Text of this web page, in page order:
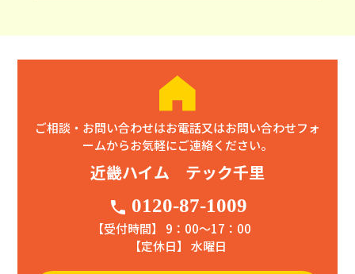
ご相談・お問い合わせはお電話又はお問い合わせフォ
ームからお気軽にご連絡ください。
近畿ハイム テック千里
phone 0120-87-1009
【受付時間】 9：00〜17：00
【定休日】 水曜日